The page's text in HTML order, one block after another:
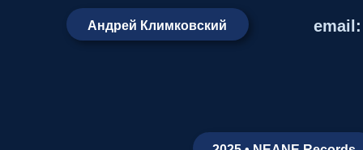
Андрей Климковский